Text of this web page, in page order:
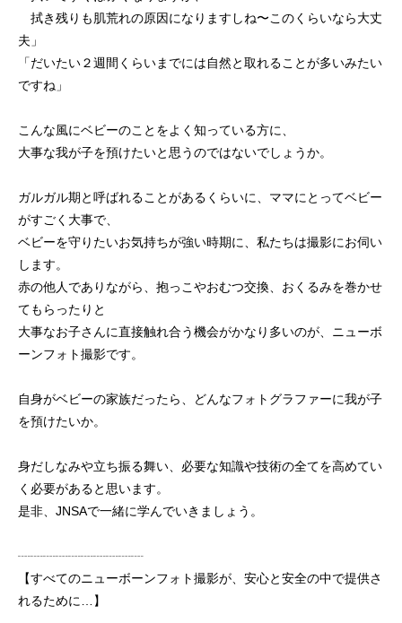
拭き残りも肌荒れの原因になりますしね〜このくらいなら大丈
夫」
「だいたい２週間くらいまでには自然と取れることが多いみたい
ですね」
こんな風にベビーのことをよく知っている方に、
大事な我が子を預けたいと思うのではないでしょうか。
ガルガル期と呼ばれることがあるくらいに、ママにとってベビー
がすごく大事で、
ベビーを守りたいお気持ちが強い時期に、私たちは撮影にお伺い
します。
赤の他人でありながら、抱っこやおむつ交換、おくるみを巻かせ
てもらったりと
大事なお子さんに直接触れ合う機会がかなり多いのが、ニューボ
ーンフォト撮影です。
自身がベビーの家族だったら、どんなフォトグラファーに我が子
を預けたいか。
身だしなみや立ち振る舞い、必要な知識や技術の全てを高めてい
く必要があると思います。
是非、JNSAで一緒に学んでいきましょう。
┈┈┈┈┈┈┈┈┈┈
【すべてのニューボーンフォト撮影が、安心と安全の中で提供さ
れるために…】